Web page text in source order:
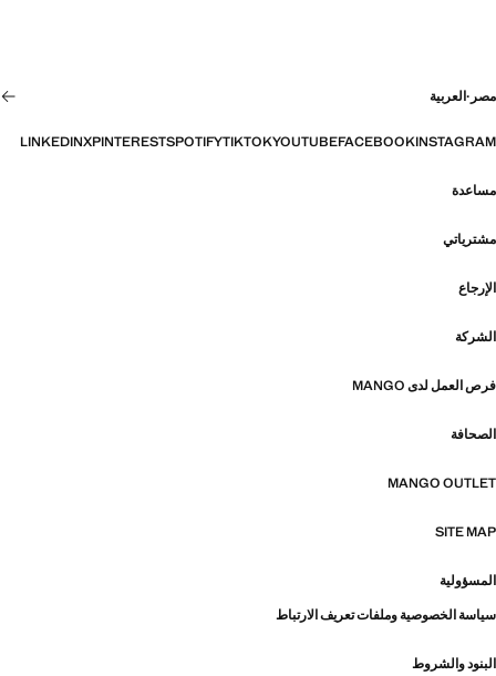
مصر ·العربية
INSTAGRAM
FACEBOOK
YOUTUBE
TIKTOK
SPOTIFY
PINTEREST
X
LINKEDIN
مساعدة
مشترياتي
الإرجاع
الشركة
فرص العمل لدى MANGO
الصحافة
MANGO OUTLET
SITE MAP
المسؤولية
سياسة الخصوصية وملفات تعريف الارتباط
البنود والشروط